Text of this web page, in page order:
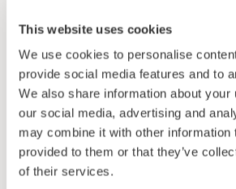
This website uses cookies
We use cookies to personalise
provide social media features and to
We also share information about your
our social media, advertising and
may combine it with other information
provided to them or that they’ve
of their services.
Avetoro
Botaurus